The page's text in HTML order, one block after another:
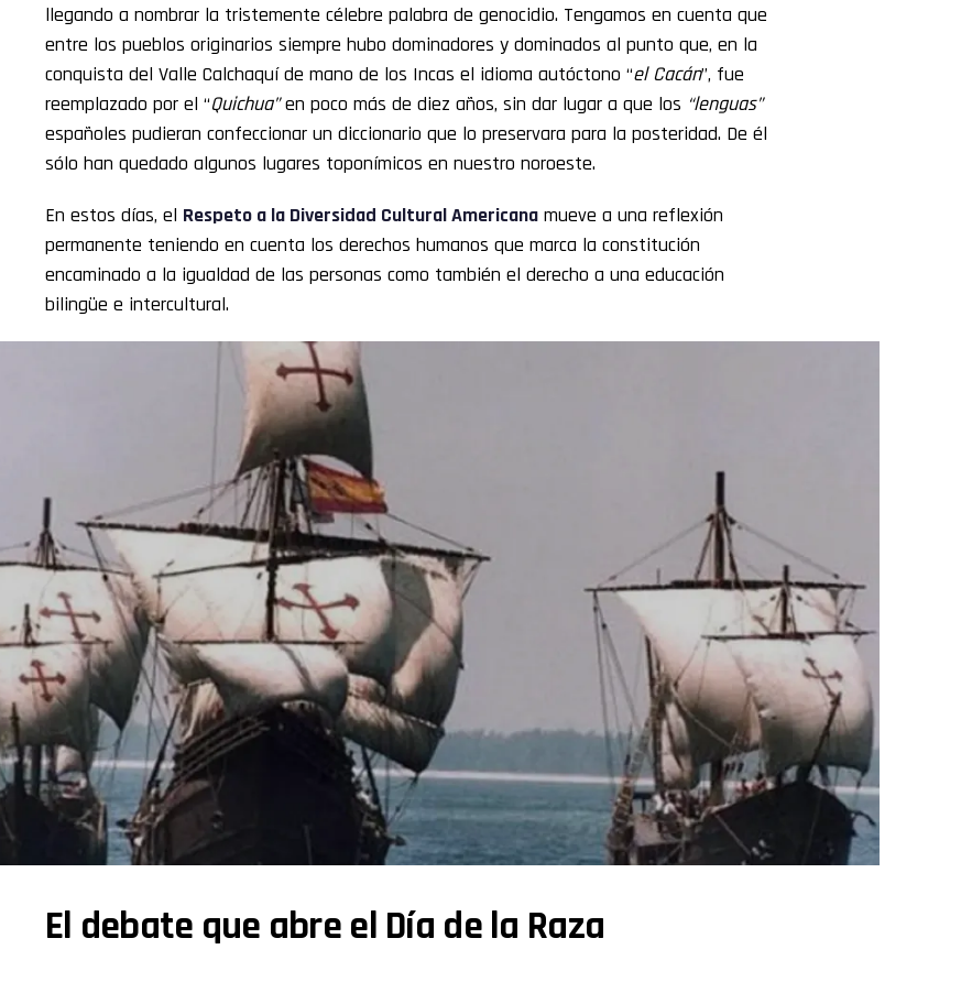
llegando a nombrar la tristemente célebre palabra de genocidio. Tengamos en cuenta que
entre los pueblos originarios siempre hubo dominadores y dominados al punto que, en la
conquista del Valle Calchaquí de mano de los Incas el idioma autóctono “el Cacán”, fue
reemplazado por el “Quichua”en poco más de diez años, sin dar lugar a que los “lenguas”
españoles pudieran confeccionar un diccionario que lo preservara para la posteridad. De él
sólo han quedado algunos lugares toponímicos en nuestro noroeste.
En estos días, el Respeto a la Diversidad Cultural Americana mueve a una reflexión
permanente teniendo en cuenta los derechos humanos que marca la constitución
encaminado a la igualdad de las personas como también el derecho a una educación
bilingüe e intercultural.
El debate que abre el Día de la Raza